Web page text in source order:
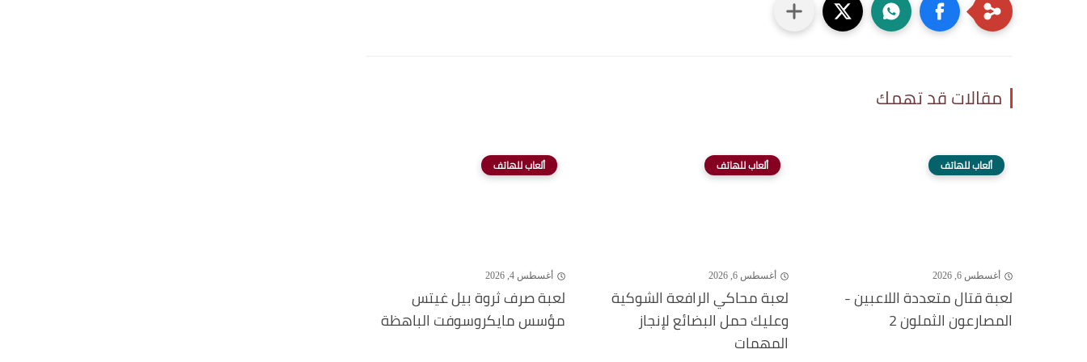
مقالات قد تهمك
ألعاب للهاتف
أغسطس 6, 2026
لعبة قتال متعددة اللاعبين -
المصارعون الثملون 2
ألعاب للهاتف
أغسطس 6, 2026
لعبة محاكي الرافعة الشوكية
وعليك حمل البضائع لإنجاز
المهمات
ألعاب للهاتف
أغسطس 4, 2026
لعبة صرف ثروة بيل غيتس
مؤسس مايكروسوفت الباهظة